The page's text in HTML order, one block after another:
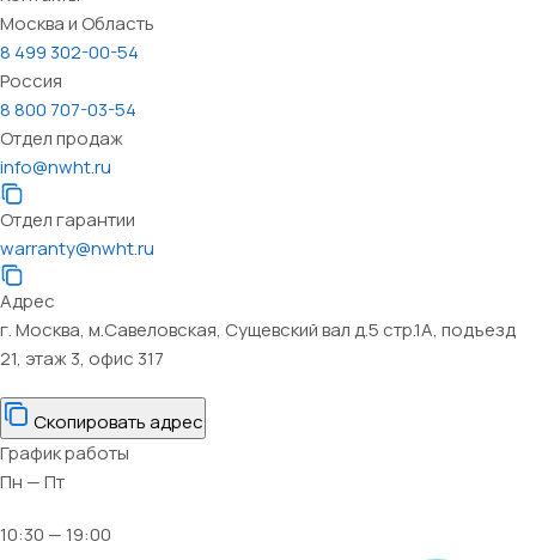
Москва и Область
8 499 302-00-54
Россия
8 800 707-03-54
Отдел продаж
info@nwht.ru
Отдел гарантии
warranty@nwht.ru
Адрес
г. Москва, м.Савеловская, Сущевский вал д.5 стр.1А, подъезд
21, этаж 3, офис 317
Скопировать адрес
График работы
Пн — Пт
10:30 — 19:00